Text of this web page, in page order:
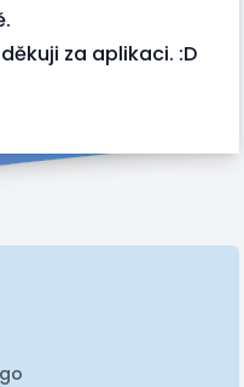
za aplikaci. :D